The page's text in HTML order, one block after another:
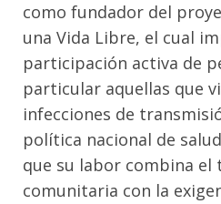
como fundador del
una Vida Libre, el cual
participación activa de
particular aquellas que
infecciones de
política nacional de
que su labor combina el
comunitaria con la